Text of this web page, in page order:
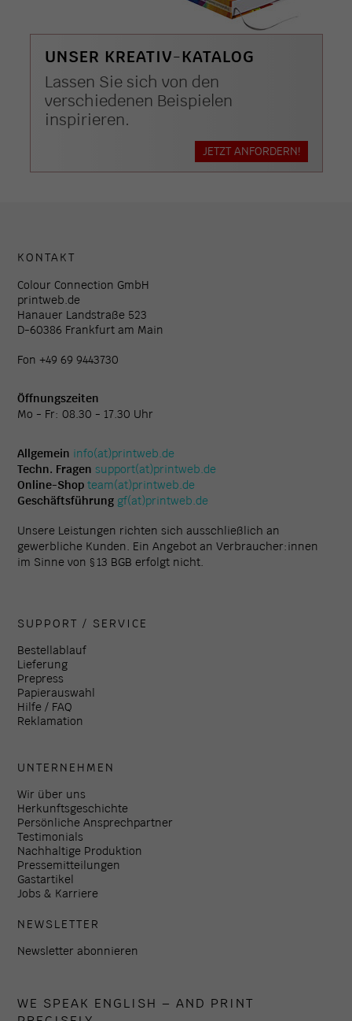
UNSER KREATIV-KATALOG
Lassen Sie sich von den
verschiedenen Beispielen
inspirieren.
JETZT ANFORDERN!
KONTAKT
Colour Connection GmbH
printweb.de
Hanauer Landstraße 523
D-60386 Frankfurt am Main
Fon +49 69 9443730
Öffnungszeiten
Mo - Fr: 08.30 - 17.30 Uhr
Allgemein info(at)printweb.de
Techn. Fragen support(at)printweb.de
Online-Shop team(at)printweb.de
Geschäftsführung gf(at)printweb.de
Unsere Leistungen richten sich ausschließlich an
gewerbliche Kunden. Ein Angebot an Verbraucher:innen
im Sinne von § 13 BGB erfolgt nicht.
SUPPORT / SERVICE
Bestellablauf
Lieferung
Prepress
Papierauswahl
Hilfe / FAQ
Reklamation
UNTERNEHMEN
Wir über uns
Herkunftsgeschichte
Persönliche Ansprechpartner
Testimonials
Nachhaltige Produktion
Pressemitteilungen
Gastartikel
Jobs & Karriere
NEWSLETTER
Newsletter abonnieren
WE SPEAK ENGLISH – AND PRINT